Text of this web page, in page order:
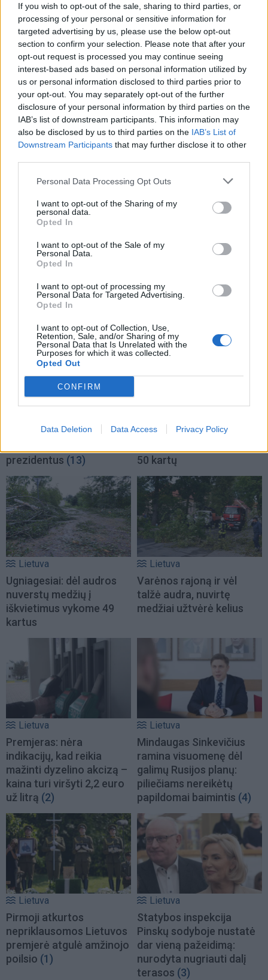
If you wish to opt-out of the sale, sharing to third parties, or
processing of your personal or sensitive information for
targeted advertising by us, please use the below opt-out
section to confirm your selection. Please note that after your
opt-out request is processed you may continue seeing
interest-based ads based on personal information utilized by
us or personal information disclosed to third parties prior to
your opt-out. You may separately opt-out of the further
disclosure of your personal information by third parties on the
IAB’s list of downstream participants. This information may
also be disclosed by us to third parties on the IAB’s List of
Downstream Participants that may further disclose it to other
Personal Data Processing Opt Outs
I want to opt-out of the Sharing of my
personal data.
Opted In
I want to opt-out of the Sale of my
Personal Data.
Opted In
I want to opt-out of processing my
Personal Data for Targeted Advertising.
Opted In
I want to opt-out of Collection, Use,
Retention, Sale, and/or Sharing of my
Personal Data that Is Unrelated with the
Purposes for which it was collected.
Opted Out
CONFIRM
Data Deletion Data Access Privacy Policy
Sutinku sutaisyklėmis
This site is protected by
reCAPTCHA and the Google
Privacy PolicyandTerms of
Service apply.
TAIP PAT SKAITYKITE
neatmeta idėjos
prezidentus (13)
nuverstų medžių į
50 kartų
Lietuva
Ugniagesiai: dėl audros
nuverstų medžių į
iškvietimus vykome 49
kartus
Lietuva
Varėnos rajoną ir vėl
talžė audra, nuvirtę
medžiai užtvėrė kelius
Lietuva
Premjeras: nėra
indikacijų, kad reikia
mažinti dyzelino akcizą –
kaina turi viršyti 2,2 euro
už litrą (2)
Lietuva
Mindaugas Sinkevičius
ramina visuomenę dėl
galimų Rusijos planų:
piliečiams nereikėtų
papildomai baimintis (4)
Lietuva
Pirmoji atkurtos
nepriklausomos Lietuvos
premjerė atgulė amžinojo
poilsio (1)
Lietuva
Statybos inspekcija
Pinskų sodyboje nustatė
dar vieną pažeidimą:
nurodyta nugriauti dalį
terasos (3)